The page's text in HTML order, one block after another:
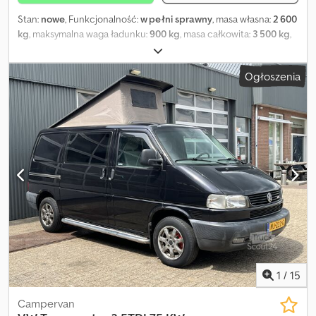
Stan: nowe, Funkcjonalność:w pełni sprawny, masa własna:2 600
kg, maksymalna waga ładunku:900 kg, masa całkowita: 3 500 kg,
, zawieszenie:
Przyczepa samochodowa z zamkami Twist Lock do kontenera 20
ft. Oświetlenie LED, koła 155 R12C 5x112, oś podwójna,
dopuszczalna masa całkowita 3500 kg, masa własna ok. 650-700
kg, ocynk ogniowy, 4 szt. podpór korbowych, uchwyt tablicy
rejestracyjnej. W zestawie dokumenty do rejestracji, możliwa
homologacja na 100 km/h! Płyta drewniana za dopłatą! Nowy
kontener biurowy 20 ft. (Containex), kolor zewnętrzny: RAL-9010
czysta biel, kieszenie na wózek widłowy, izolacja ścian z wełny
mineralnej 60 mm, izolacja dachu z wełny mineralnej 100 mm,
izolacja podłogi z wełny mineralnej 100 mm, wysokość
wewnętrzna kontenera 2540 mm, 1 szt. konwektora 2 kW, 2 szt.
lampy LED 43 W. Łączna masa przyczepy z kontenerem: 2600 kg
Pozostała ładowność: 900 kg! Csdpfx Ahei Ha Eyeyoha
Ogłoszenia
1 / 15
Campervan